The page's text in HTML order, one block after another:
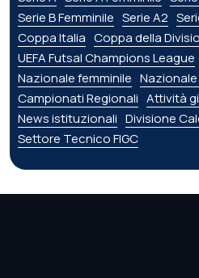
Serie B Femminile Serie A2
Coppa Italia Coppa della
UEFA Futsal Champions League
Nazionale femminile Nazionale
Campionati Regionali Attività
News istituzionali Divisione
Settore Tecnico FIGC